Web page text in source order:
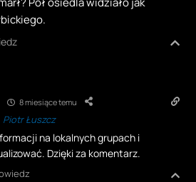
8 miesiące temu
Piotr Łuszcz
na lokalnych grupach i
Dzięki za komentarz.